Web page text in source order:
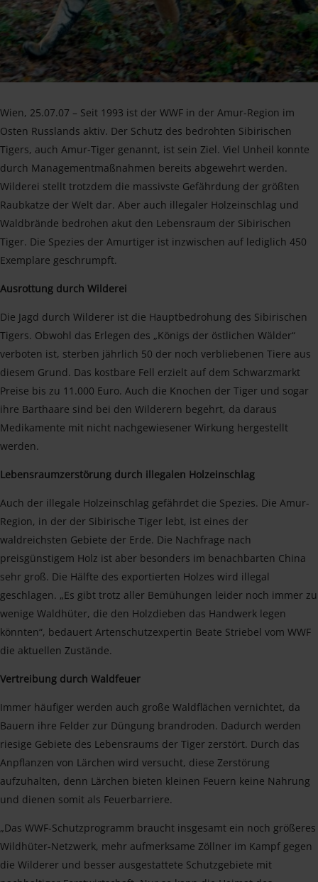
Wien, 25.07.07 – Seit 1993 ist der WWF in der Amur-Region im
Osten Russlands aktiv. Der Schutz des bedrohten Sibirischen
Tigers, auch Amur-Tiger genannt, ist sein Ziel. Viel Unheil konnte
durch Managementmaßnahmen bereits abgewehrt werden.
Wilderei stellt trotzdem die massivste Gefährdung der größten
Raubkatze der Welt dar. Aber auch illegaler Holzeinschlag und
Waldbrände bedrohen akut den Lebensraum der Sibirischen
Tiger. Die Spezies der Amurtiger ist inzwischen auf lediglich 450
Exemplare geschrumpft.
Ausrottung durch Wilderei
Die Jagd durch Wilderer ist die Hauptbedrohung des Sibirischen
Tigers. Obwohl das Erlegen des „Königs der östlichen Wälder“
verboten ist, sterben jährlich 50 der noch verbliebenen Tiere aus
diesem Grund. Das kostbare Fell erzielt auf dem Schwarzmarkt
Preise bis zu 11.000 Euro. Auch die Knochen der Tiger und sogar
ihre Barthaare sind bei den Wilderern begehrt, da daraus
Medikamente mit nicht nachgewiesener Wirkung hergestellt
werden.
Lebensraumzerstörung durch illegalen Holzeinschlag
Auch der illegale Holzeinschlag gefährdet die Spezies. Die Amur-
Region, in der der Sibirische Tiger lebt, ist eines der
waldreichsten Gebiete der Erde. Die Nachfrage nach
preisgünstigem Holz ist aber besonders im benachbarten China
sehr groß. Die Hälfte des exportierten Holzes wird illegal
geschlagen. „Es gibt trotz aller Bemühungen leider noch immer zu
wenige Waldhüter, die den Holzdieben das Handwerk legen
könnten“, bedauert Artenschutzexpertin Beate Striebel vom WWF
die aktuellen Zustände.
Vertreibung durch Waldfeuer
Immer häufiger werden auch große Waldflächen vernichtet, da
Bauern ihre Felder zur Düngung brandroden. Dadurch werden
riesige Gebiete des Lebensraums der Tiger zerstört. Durch das
Anpflanzen von Lärchen wird versucht, diese Zerstörung
aufzuhalten, denn Lärchen bieten kleinen Feuern keine Nahrung
und dienen somit als Feuerbarriere.
„Das WWF-Schutzprogramm braucht insgesamt ein noch größeres
Wildhüter-Netzwerk, mehr aufmerksame Zöllner im Kampf gegen
die Wilderer und besser ausgestattete Schutzgebiete mit